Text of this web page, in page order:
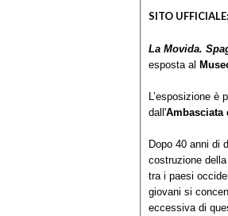
SITO UFFICIALE:
La Movida.
esposta al
L’esposizione è
dall'Ambasciata
Dopo 40 anni di
costruzione
tra i paesi
giovani si
eccessiva di